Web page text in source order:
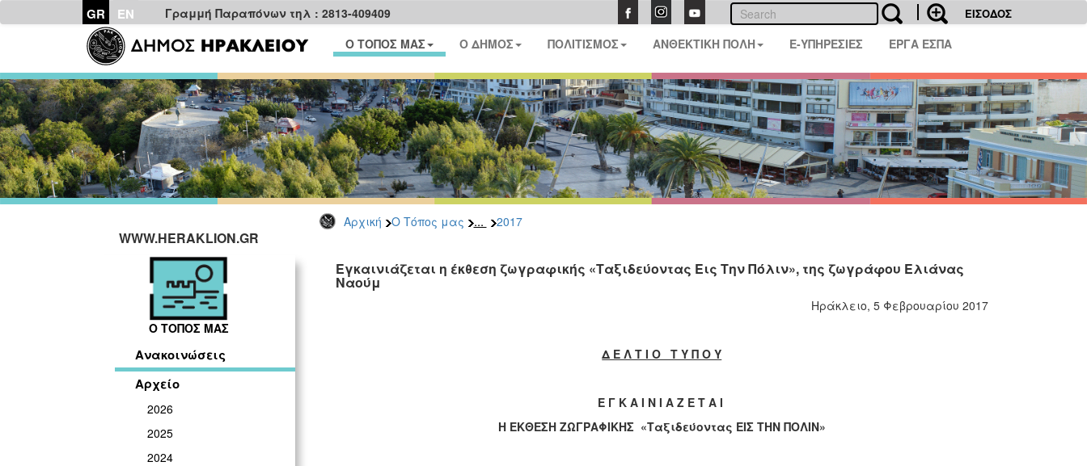
GR EN Γραμμή Παραπόνων τηλ : 2813-409409 ΕΙΣΟΔΟΣ
Ο ΤΟΠΟΣ ΜΑΣ Ο ΔΗΜΟΣ ΠΟΛΙΤΙΣΜΟΣ ΑΝΘΕΚΤΙΚΗ ΠΟΛΗ E-ΥΠΗΡΕΣΙΕΣ ΕΡΓΑ ΕΣΠΑ
Αρχική Ο Τόπος μας ... 2017
WWW.HERAKLION.GR
Ο ΤΟΠΟΣ ΜΑΣ
Ανακοινώσεις
Αρχείο
2026
2025
2024
Εγκαινιάζεται η έκθεση ζωγραφικής «Ταξιδεύοντας Εις Την Πόλιν», της ζωγράφου Ελιάνας
Ναούμ
Ηράκλειο, 5 Φεβρουαρίου 2017
Δ Ε Λ Τ Ι Ο Τ Υ Π Ο Υ
Ε Γ Κ Α Ι Ν Ι Α Ζ Ε Τ Α Ι
Η ΕΚΘΕΣΗ ΖΩΓΡΑΦΙΚΗΣ «Ταξιδεύοντας ΕΙΣ ΤΗΝ ΠΟΛΙΝ»